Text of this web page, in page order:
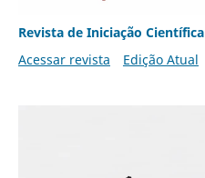
Revista de Iniciação
Acessar revista
Edição Atual